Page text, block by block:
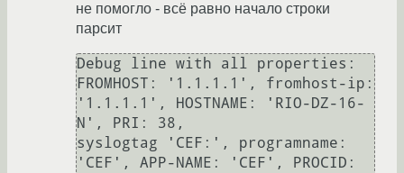
не помогло - всё равно начало строки
парсит
Debug line with all properties:
FROMHOST: '1.1.1.1', fromhost-ip:
'1.1.1.1', HOSTNAME: 'RIO-DZ-16-
N', PRI: 38,
syslogtag 'CEF:', programname:
'CEF', APP-NAME: 'CEF', PROCID: